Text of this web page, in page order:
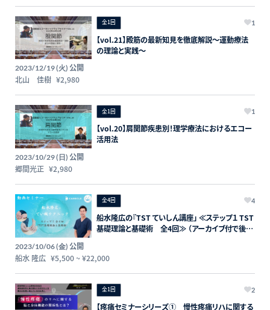
全1回 1
【vol.21】殿筋の最新知見を徹底解説〜運動療法
の理論と実践〜
2023/12/19 (火) 公開
北山 佳樹 ¥2,980
全1回 1
【vol.20】肩関節疾患別！理学療法におけるエコー
活用法
2023/10/29 (日) 公開
郷間光正 ¥2,980
全4回 4
船水隆広の『TST ていしん講座」 ≪ステップ１ TST
基礎理論と基礎術 全4回≫ （アーカイブ付で後か
2023/10/06 (金) 公開
船水 隆広 ¥5,500~¥22,000
全1回 2
【疼痛セミナーシリーズ① 慢性疼痛リハに関する